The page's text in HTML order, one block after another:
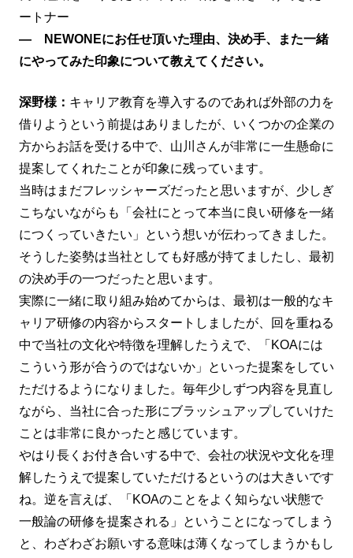
ートナー
― NEWONEにお任せ頂いた理由、決め手、また一緒
にやってみた印象について教えてください。
深野様： キャリア教育を導入するのであれば外部の力を
借りようという前提はありましたが、いくつかの企業の
方からお話を受ける中で、山川さんが非常に一生懸命に
提案してくれたことが印象に残っています。
当時はまだフレッシャーズだったと思いますが、少しぎ
こちないながらも「会社にとって本当に良い研修を一緒
につくっていきたい」という想いが伝わってきました。
そうした姿勢は当社としても好感が持てましたし、最初
の決め手の一つだったと思います。
実際に一緒に取り組み始めてからは、最初は一般的なキ
ャリア研修の内容からスタートしましたが、回を重ねる
中で当社の文化や特徴を理解したうえで、「KOAには
こういう形が合うのではないか」といった提案をしてい
ただけるようになりました。毎年少しずつ内容を見直し
ながら、当社に合った形にブラッシュアップしていけた
ことは非常に良かったと感じています。
やはり長くお付き合いする中で、会社の状況や文化を理
解したうえで提案していただけるというのは大きいです
ね。逆を言えば、「KOAのことをよく知らない状態で
一般論の研修を提案される」ということになってしまう
と、わざわざお願いする意味は薄くなってしまうかもし